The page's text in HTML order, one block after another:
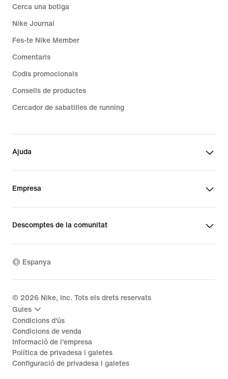
Cerca una botiga
Nike Journal
Fes-te Nike Member
Comentaris
Codis promocionals
Consells de productes
Cercador de sabatilles de running
Ajuda
Empresa
Descomptes de la comunitat
Espanya
© 2026 Nike, Inc. Tots els drets reservats
Guies
Condicions d'ús
Condicions de venda
Informació de l'empresa
Política de privadesa i galetes
Configuració de privadesa i galetes